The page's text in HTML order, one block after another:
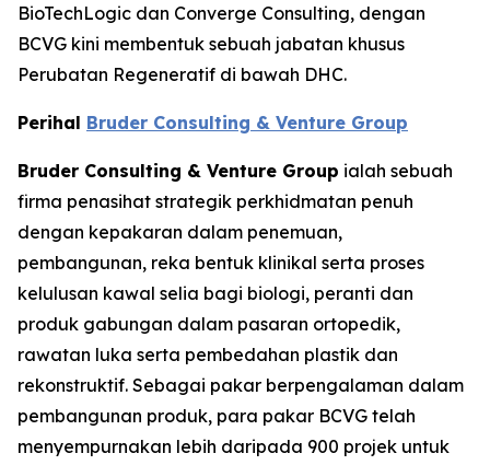
BioTechLogic dan Converge Consulting, dengan
BCVG kini membentuk sebuah jabatan khusus
Perubatan Regeneratif di bawah DHC.
Perihal Bruder Consulting & Venture Group
Bruder Consulting & Venture Group ialah sebuah
firma penasihat strategik perkhidmatan penuh
dengan kepakaran dalam penemuan,
pembangunan, reka bentuk klinikal serta proses
kelulusan kawal selia bagi biologi, peranti dan
produk gabungan dalam pasaran ortopedik,
rawatan luka serta pembedahan plastik dan
rekonstruktif. Sebagai pakar berpengalaman dalam
pembangunan produk, para pakar BCVG telah
menyempurnakan lebih daripada 900 projek untuk